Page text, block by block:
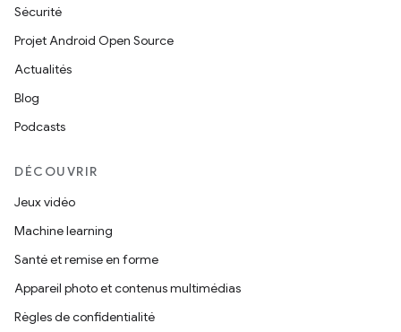
Sécurité
Projet Android Open Source
Actualités
Blog
Podcasts
DÉCOUVRIR
Jeux vidéo
Machine learning
Santé et remise en forme
Appareil photo et contenus multimédias
Règles de confidentialité